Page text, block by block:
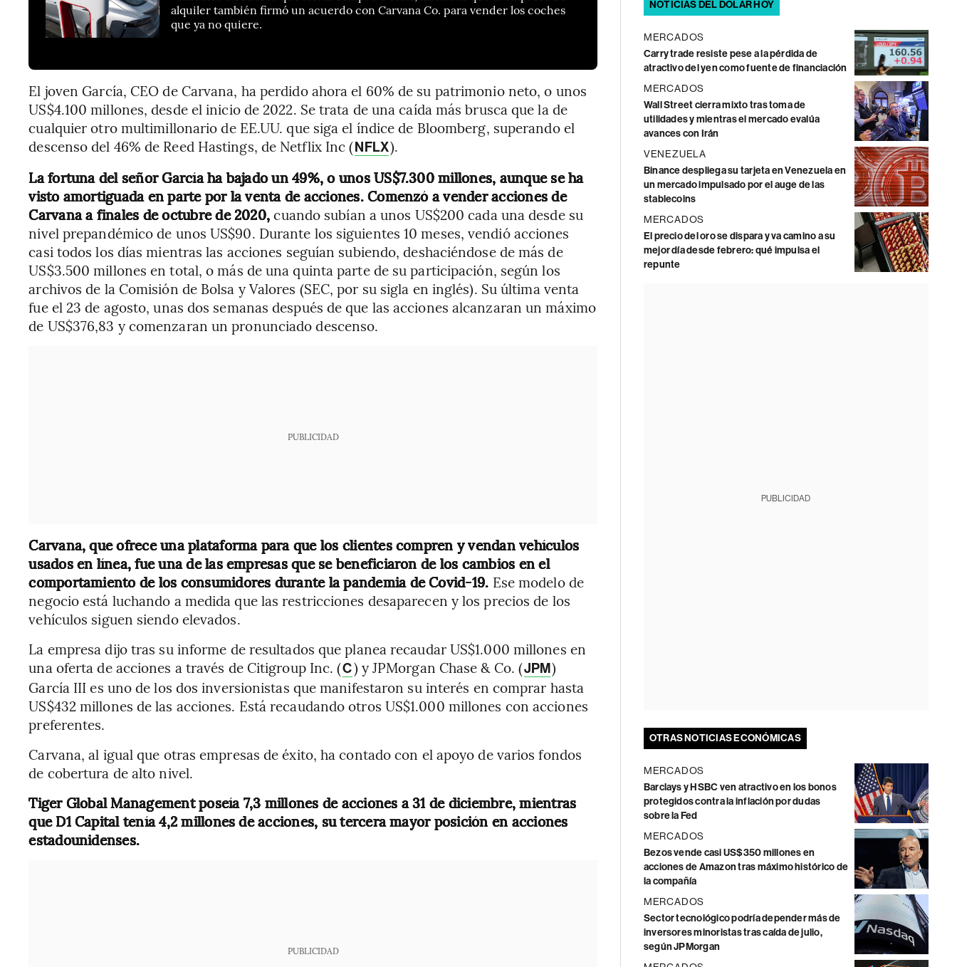
alquiler también firmó un acuerdo con Carvana Co. para vender los coches
que ya no quiere.
El joven García, CEO de Carvana, ha perdido ahora el 60% de su patrimonio neto, o unos
US$4.100 millones, desde el inicio de 2022. Se trata de una caída más brusca que la de
cualquier otro multimillonario de EE.UU. que siga el índice de Bloomberg, superando el
descenso del 46% de Reed Hastings, de Netflix Inc (NFLX).
La fortuna del señor García ha bajado un 49%, o unos US$7.300 millones, aunque se ha
visto amortiguada en parte por la venta de acciones. Comenzó a vender acciones de
Carvana a finales de octubre de 2020,cuando subían a unos US$200 cada una desde su
nivel prepandémico de unos US$90. Durante los siguientes 10 meses, vendió acciones
casi todos los días mientras las acciones seguían subiendo, deshaciéndose de más de
US$3.500 millones en total, o más de una quinta parte de su participación, según los
archivos de la Comisión de Bolsa y Valores (SEC, por su sigla en inglés). Su última venta
fue el 23 de agosto, unas dos semanas después de que las acciones alcanzaran un máximo
de US$376,83 y comenzaran un pronunciado descenso.
PUBLICIDAD
Carvana, que ofrece una plataforma para que los clientes compren y vendan vehículos
usados en línea, fue una de las empresas que se beneficiaron de los cambios en el
comportamiento de los consumidores durante la pandemia de Covid-19. Ese modelo de
negocio está luchando a medida que las restricciones desaparecen y los precios de los
vehículos siguen siendo elevados.
La empresa dijo tras su informe de resultados que planea recaudar US$1.000 millones en
una oferta de acciones a través de Citigroup Inc. (C) y JPMorgan Chase & Co. (JPM)
García III es uno de los dos inversionistas que manifestaron su interés en comprar hasta
US$432 millones de las acciones. Está recaudando otros US$1.000 millones con acciones
preferentes.
Carvana, al igual que otras empresas de éxito, ha contado con el apoyo de varios fondos
de cobertura de alto nivel.
Tiger Global Management poseía 7,3 millones de acciones a 31 de diciembre, mientras
que D1 Capital tenía 4,2 millones de acciones, su tercera mayor posición en acciones
estadounidenses.
PUBLICIDAD
NOTICIAS DEL DÓLAR HOY
MERCADOS
Carry trade resiste pese a la pérdida de
atractivo del yen como fuente de financiación
MERCADOS
Wall Street cierra mixto tras toma de
utilidades y mientras el mercado evalúa
avances con Irán
VENEZUELA
Binance despliega su tarjeta en Venezuela en
un mercado impulsado por el auge de las
stablecoins
MERCADOS
El precio del oro se dispara y va camino a su
mejor día desde febrero: qué impulsa el
repunte
PUBLICIDAD
OTRAS NOTICIAS ECONÓMICAS
MERCADOS
Barclays y HSBC ven atractivo en los bonos
protegidos contra la inflación por dudas
sobre la Fed
MERCADOS
Bezos vende casi US$350 millones en
acciones de Amazon tras máximo histórico de
la compañía
MERCADOS
Sector tecnológico podría depender más de
inversores minoristas tras caída de julio,
según JPMorgan